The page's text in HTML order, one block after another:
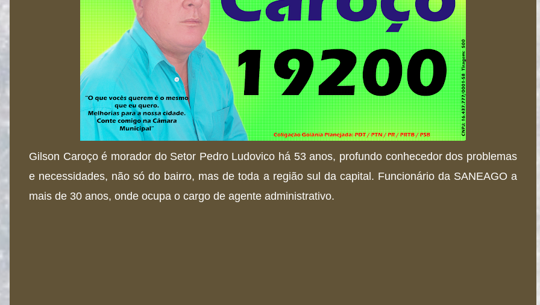
Gilson Caroço é morador do Setor Pedro Ludovico há 53 anos, profundo conhecedor dos problemas
e necessidades, não só do bairro, mas de toda a região sul da capital. Funcionário da SANEAGO a
mais de 30 anos, onde ocupa o cargo de agente administrativo.